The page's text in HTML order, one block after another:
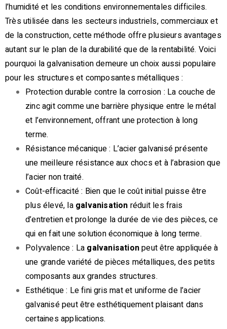
l’humidité et les conditions environnementales difficiles.
Très utilisée dans les secteurs industriels, commerciaux et
de la construction, cette méthode offre plusieurs avantages
autant sur le plan de la durabilité que de la rentabilité. Voici
pourquoi la galvanisation demeure un choix aussi populaire
pour les structures et composantes métalliques :
Protection durable contre la corrosion : La couche de
zinc agit comme une barrière physique entre le métal
et l’environnement, offrant une protection à long
terme.
Résistance mécanique : L’acier galvanisé présente
une meilleure résistance aux chocs et à l’abrasion que
l’acier non traité.
Coût-efficacité : Bien que le coût initial puisse être
plus élevé, la galvanisation réduit les frais
d’entretien et prolonge la durée de vie des pièces, ce
qui en fait une solution économique à long terme.
Polyvalence : La galvanisationpeut être appliquée à
une grande variété de pièces métalliques, des petits
composants aux grandes structures.
Esthétique : Le fini gris mat et uniforme de l’acier
galvanisé peut être esthétiquement plaisant dans
certaines applications.